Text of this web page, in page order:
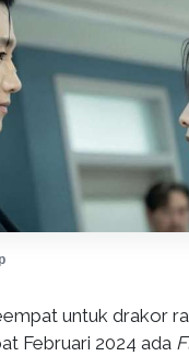
untuk drakor
Februari 2024 ada